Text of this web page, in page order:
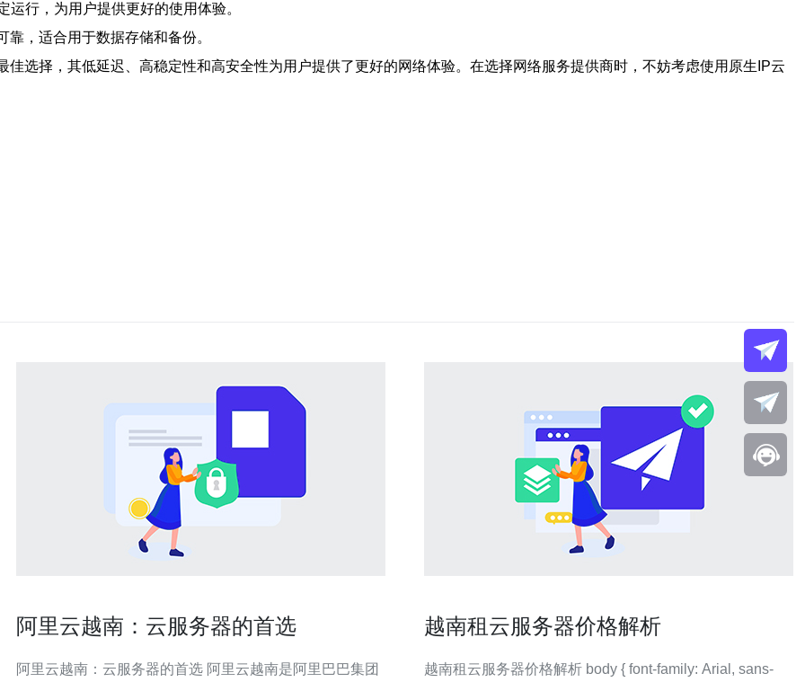
行，为用户提供更好的使用体验。
，适合用于数据存储和备份。
选择，其低延迟、高稳定性和高安全性为用户提供了更好的网络体验。在选择网络服务提供商时，不妨考虑使用原生IP云
阿里云越南：云服务器的首选
阿里云越南：云服务器的首选 阿里云越南是阿里巴巴集团
越南租云服务器价格解析
越南租云服务器价格解析 body { font-family: Arial, sans-